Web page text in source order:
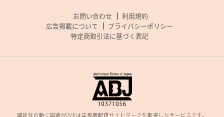
お問い合わせ
利用規約
広告掲載について
プライバシーポリシー
特定商取引法に基づく表記
講談社の動く図鑑MOVEは正規版配信サイトマークを取得したサービスです。